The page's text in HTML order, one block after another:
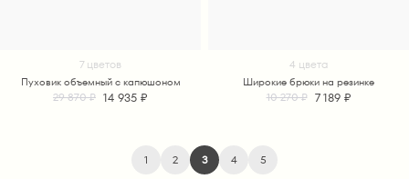
7 цветов
Пуховик объемный с капюшоном
29 870 ₽ 14 935 ₽
4 цвета
Широкие брюки на резинке
10 270 ₽ 7 189 ₽
1 2 3 4 5